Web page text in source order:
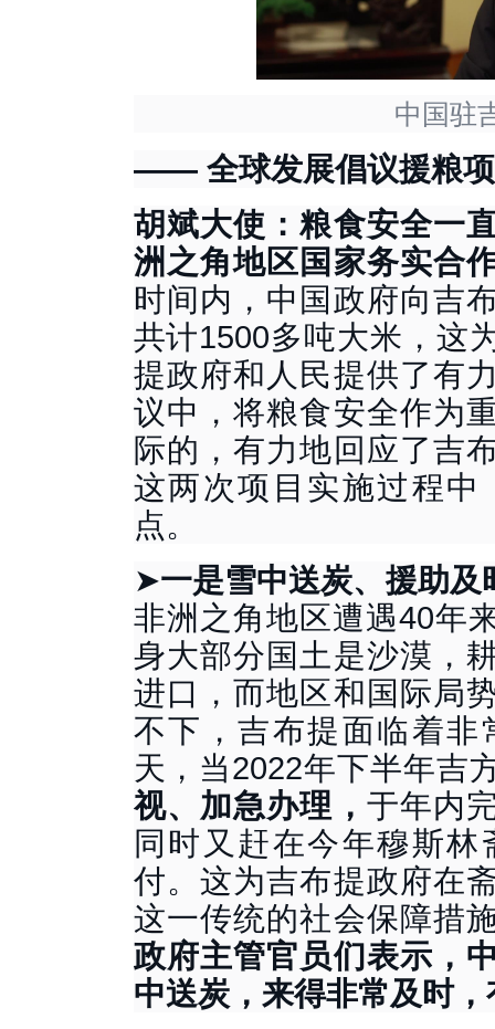
中国驻
—— 全球发展倡议援粮
胡斌大使：粮食安全一
洲之角地区国家务实合
时间内，中国政府向吉
共计1500多吨大米，这
提政府和人民提供了有
议中，将粮食安全作为
际的，有力地回应了吉
这两次项目实施过程
点。
➤一是雪中送炭、援助及
非洲之角地区遭遇40年
身大部分国土是沙漠，
进口，而地区和国际局
不下，吉布提面临着
天，当2022年下半年吉
视、加急办理， 于年内
同时又赶在今年穆斯
付。这为吉布提政府在
这一传统的社会保障措
政府主管官员们表示，
中送炭，来得非常及时